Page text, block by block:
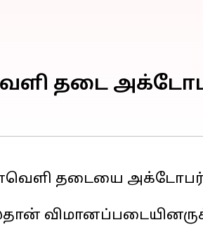
தடை அக்டோபர்
தடையை அக்டோபர்
விமானப்படையினருக்கு